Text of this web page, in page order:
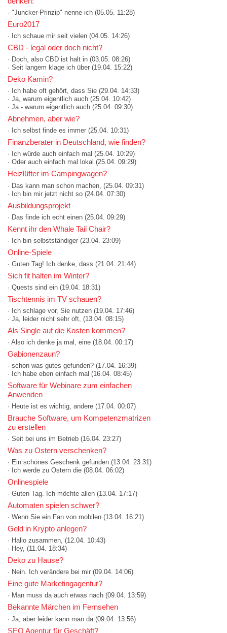
· "Juncker-Prinzip" nenne ich (05.05. 11:28)
Euro2017
· Ich schaue mir seit vielen (04.05. 14:26)
CBD - legal oder doch nicht?
· Doch, also CBD ist halt in (03.05. 08:26)
· Seit langem klage ich über (19.04. 15:22)
Deko Kamin?
· Ich habe oft gehört, dass Sie (29.04. 14:33)
· Ja, warum eigentlich auch (25.04. 10:42)
· Ja - warum eigentlich auch (25.04. 09:30)
Abnehmen, aber wie?
· Ich selbst finde es immer (25.04. 10:31)
Finanzberater in Deutschland, wie finden?
· Ich würde auch einfach mal (25.04. 10:29)
· Oder auch einfach mal lokal (25.04. 09:29)
Heizlüfter im Campingwagen?
· Das kann man schon machen, (25.04. 09:31)
· Ich bin mir jetzt nicht so (24.04. 07:30)
Ausbildungsprojekt
· Das finde ich echt einen (25.04. 09:29)
Kennt ihr den Whale Tail Chair?
· Ich bin selbstständiger (23.04. 23:09)
Online-Spiele
· Guten Tag! Ich denke, dass (21.04. 21:44)
Sich fit halten im Winter?
· Quests sind ein (19.04. 18:31)
Tischtennis im TV schauen?
· Ich schlage vor, Sie nutzen (19.04. 17:46)
· Ja, leider nicht sehr oft, (13.04. 08:15)
Als Single auf die Kosten kommen?
· Also ich denke ja mal, eine (18.04. 00:17)
Gabionenzaun?
· schon was gutes gefunden? (17.04. 16:39)
· Ich habe eben einfach mal (16.04. 08:45)
Software für Webinare zum einfachen
Anwenden
· Heute ist es wichtig, andere (17.04. 00:07)
Brauche Software, um Kompetenzmatrizen
zu erstellen
· Seit bei uns im Betrieb (16.04. 23:27)
Was zu Ostern verschenken?
· Ein schönes Geschenk gefunden (13.04. 23:31)
· Ich werde zu Ostern die (08.04. 06:02)
Onlinespiele
· Guten Tag. Ich möchte allen (13.04. 17:17)
Automaten spielen schwer?
· Wenn Sie ein Fan von mobilen (13.04. 16:21)
Geld in Krypto anlegen?
· Hallo zusammen, (12.04. 10:43)
· Hey, (11.04. 18:34)
Deko zu Hause?
· Nein. Ich verändere bei mir (09.04. 14:06)
Eine gute Marketingagentur?
· Man muss da auch etwas nach (09.04. 13:59)
Bekannte Märchen im Fernsehen
· Ja, aber leider kann man da (09.04. 13:56)
SEO Agentur für Geschäft?